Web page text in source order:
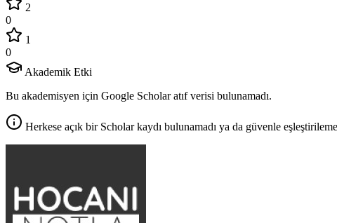
2
0
1
0
Akademik Etki
Bu akademisyen için Google Scholar atıf verisi bulunamadı.
Herkese açık bir Scholar kaydı bulunamadı ya da güvenle